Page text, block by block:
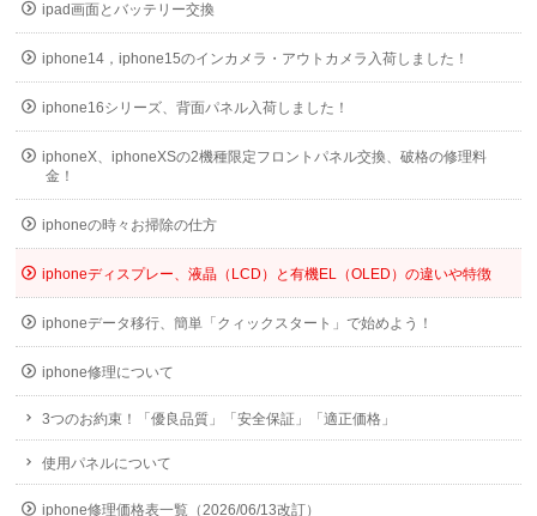
ipad画面とバッテリー交換
iphone14，iphone15のインカメラ・アウトカメラ入荷しました！
iphone16シリーズ、背面パネル入荷しました！
iphoneX、iphoneXSの2機種限定フロントパネル交換、破格の修理料
金！
iphoneの時々お掃除の仕方
iphoneディスプレー、液晶（LCD）と有機EL（OLED）の違いや特徴
iphoneデータ移行、簡単「クィックスタート」で始めよう！
iphone修理について
3つのお約束！「優良品質」「安全保証」「適正価格」
使用パネルについて
iphone修理価格表一覧（2026/06/13改訂）